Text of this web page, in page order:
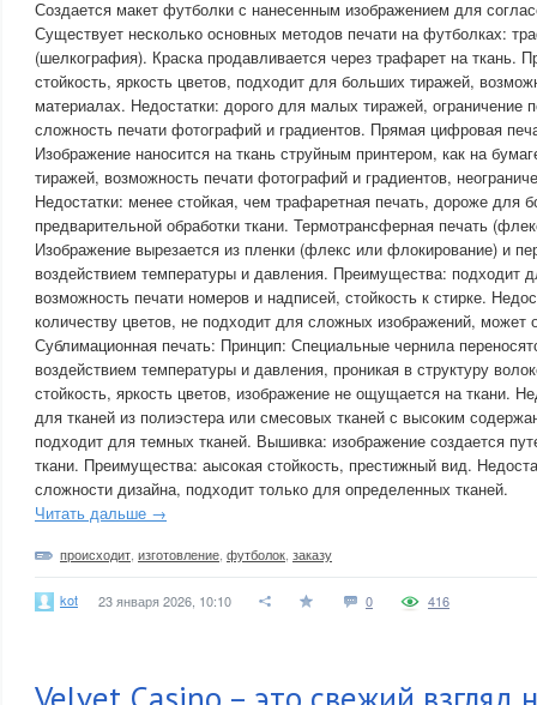
Создается макет футболки с нанесенным изображением для
Существует несколько основных методов печати на футболках:
(шелкография). Краска продавливается через трафарет на ткань.
стойкость, яркость цветов, подходит для больших тиражей,
материалах. Недостатки: дорого для малых тиражей, ограничение
сложность печати фотографий и градиентов. Прямая цифровая
Изображение наносится на ткань струйным принтером, как на
тиражей, возможность печати фотографий и градиентов,
Недостатки: менее стойкая, чем трафаретная печать, дороже для
предварительной обработки ткани. Термотрансферная печать
Изображение вырезается из пленки (флекс или флокирование) и
воздействием температуры и давления. Преимущества: подходит
возможность печати номеров и надписей, стойкость к стирке.
количеству цветов, не подходит для сложных изображений, может
Сублимационная печать: Принцип: Специальные чернила
воздействием температуры и давления, проникая в структуру
стойкость, яркость цветов, изображение не ощущается на ткани.
для тканей из полиэстера или смесовых тканей с высоким
подходит для темных тканей. Вышивка: изображение создается
ткани. Преимущества: аысокая стойкость, престижный вид.
сложности дизайна, подходит только для определенных тканей.
Читать дальше →
происходит изготовление футболок заказу
kot 23 января 2026, 10:10 0 416